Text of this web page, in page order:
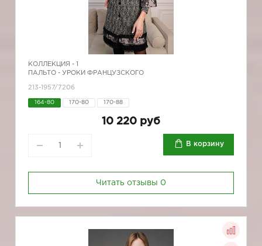
КОЛЛЕКЦИЯ - 1
ПАЛЬТО - УРОКИ ФРАНЦУЗСКОГО
213-1957/7206
164-80 170-80 170-88
10 220 руб
В корзину
Читать отзывы 0